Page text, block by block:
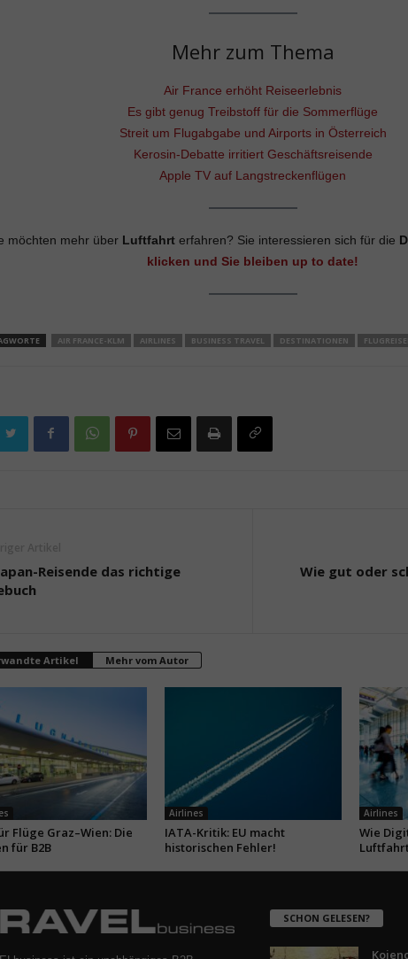
Mehr zum Thema
Air France erhöht Reiseerlebnis
Es gibt genug Treibstoff für die Sommerflüge
Streit um Flugabgabe und Airports in Österreich
Kerosin-Debatte irritiert Geschäftsreisende
Apple TV auf Langstreckenflügen
möchten mehr über Luftfahrt erfahren? Sie interessieren sich für die
klicken und Sie bleiben up to date!
AIR FRANCE-KLM AIRLINES BUSINESS TRAVEL DESTINATIONEN
Reisende das richtige
Wie gut oder
Artikel Mehr vom Autor
Flüge Graz–Wien: Die
für B2B
Airlines
IATA-Kritik: EU macht
historischen Fehler!
Airlines
Wie
SCHON GELESEN?